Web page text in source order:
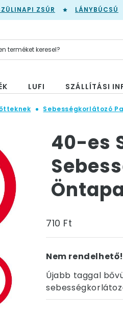
ZSÚR LÁNYBÚCSÚ
LUFI SZÁLLÍTÁSI
Sebességkorlátozó
40-es
710 Ft
Nem rendelhető!
Újabb taggal